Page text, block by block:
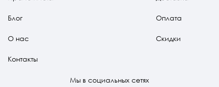
Блог
О нас
Контакты
Оплата
Скидки
Мы в социальных сетях